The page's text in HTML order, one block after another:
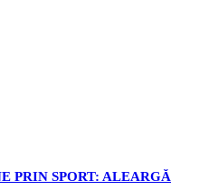
PRIN SPORT: ALEARGĂ